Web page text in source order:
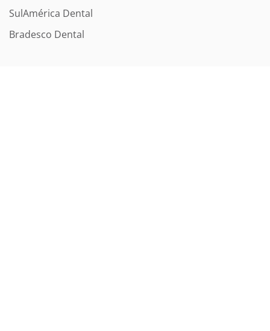
SulAmérica Dental
Bradesco Dental